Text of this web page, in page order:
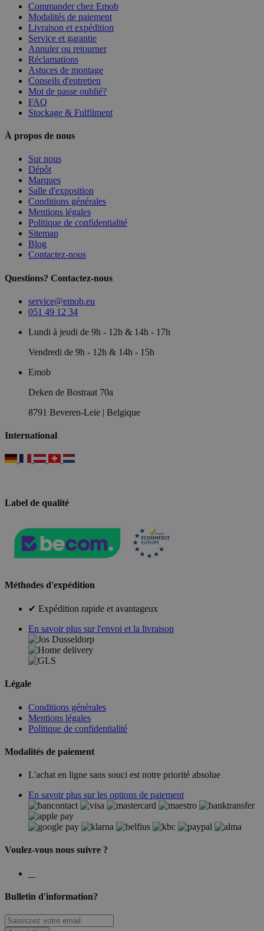
Commander chez Emob
Modalités de paiement
Livraison et expédition
Service et garantie
Annuler ou retourner
Réclamations
Astuces de montage
Conseils d'entretien
Mot de passe oublié?
FAQ
Stockage & Fulfilment
À propos de nous
Sur nous
Dépôt
Marques
Salle d'exposition
Conditions générales
Mentions légales
Politique de confidentialité
Sitemap
Blog
Contactez-nous
Questions? Contactez-nous
service@emob.eu
051 49 12 34
Lundi à jeudi de 9h - 12h & 14h - 17h
Vendredi de 9h - 12h & 14h - 15h
Emob
Deken de Bostraat 70a
8791 Beveren-Leie | Belgique
International
Label de qualité
Méthodes d'expédition
✔ Expédition rapide et avantageux
En savoir plus sur l'envoi et la livraison
Légale
Conditions générales
Mentions légales
Politique de confidentialité
Modalités de paiement
L'achat en ligne sans souci est notre priorité absolue
En savoir plus sur les options de paiement
Voulez-vous nous suivre ?
Bulletin d'information?